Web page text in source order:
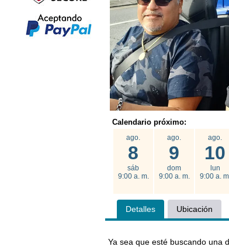
Calendario próximo:
ago.
8
sáb
9:00 a. m.
ago.
9
dom
9:00 a. m.
ago.
10
lun
9:00 a.
Detalles Ubicación
Ya sea que esté buscando una